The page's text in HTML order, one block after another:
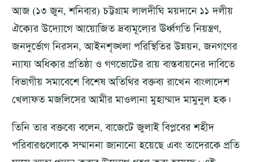
আজ (১৩ জুন, শনিবার) চট্টগ্রাম লালদীঘি ময়দানে ১১ দলীয়
ঐক্যের উদ্যোগে আয়োজিত দ্রব্যমূল্যের ঊর্ধ্বগতি নিয়ন্ত্রণ,
জনদুর্ভোগ নিরসন, আইনশৃঙ্খলা পরিস্থিতির উন্নয়ন, জনগণের
ন্যায্য অধিকার প্রতিষ্ঠা ও গণভোটের রায় বাস্তবায়নের দাবিতে
বিভাগীয় সমাবেশে বিশেষ অতিথির বক্তব্য রাখেন বাংলাদেশ
খেলাফত মজলিসের আমীর মাওলানা মুহাম্মাদ মামুনুল হক।
তিনি তার বক্তব্যে বলেন, বাজেটে জুলাই বিপ্লবের শহীদ
পরিবারগুলোকে সম্মাননা জানানো হয়েছে এবং তাদেরকে প্রতি